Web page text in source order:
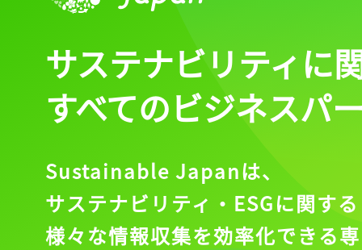
サステナビリティに
すべてのビジネスパ
Sustainable Japanは、
サステナビリティ・ESGに関する
様々な情報収集を効率化できる